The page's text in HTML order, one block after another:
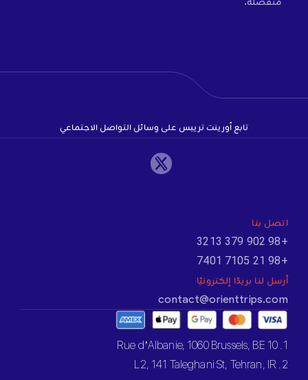
تابع أورينت تريبس على وسائل التواصل الاجتماعي
اتصل بنا
+98 902 379 3213
+98 21 7105 7401
أرسل لنا بريدًا إلكترونيًا
contact@orienttrips.com
1. 10 Rue d’Albanie, 1060 Brussels, BE
2. L2, 141 Taleghani St, Tehran, IR